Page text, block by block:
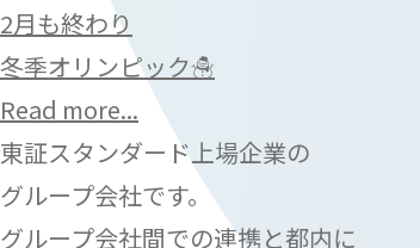
2月も終わり
冬季オリンピック☃
Read more...
東証スタンダード上場企業の
グループ会社です。
グループ会社間での連携と都内に